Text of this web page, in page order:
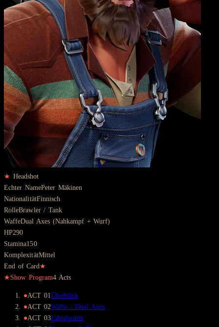
★ Headshot
Echter NamePeter Mäkinen
NationalitätFinnisch
RolleBrawler / Tank
WaffeDual Axes (Nahkampf + Wurf)
HP290
Stamina150
KomplexitätMittel
End of Card★
★Show Program4 Acts
●ACT 01Überblick
●ACT 02Waffe - Dual Axes
●ACT 03Fähigkeiten